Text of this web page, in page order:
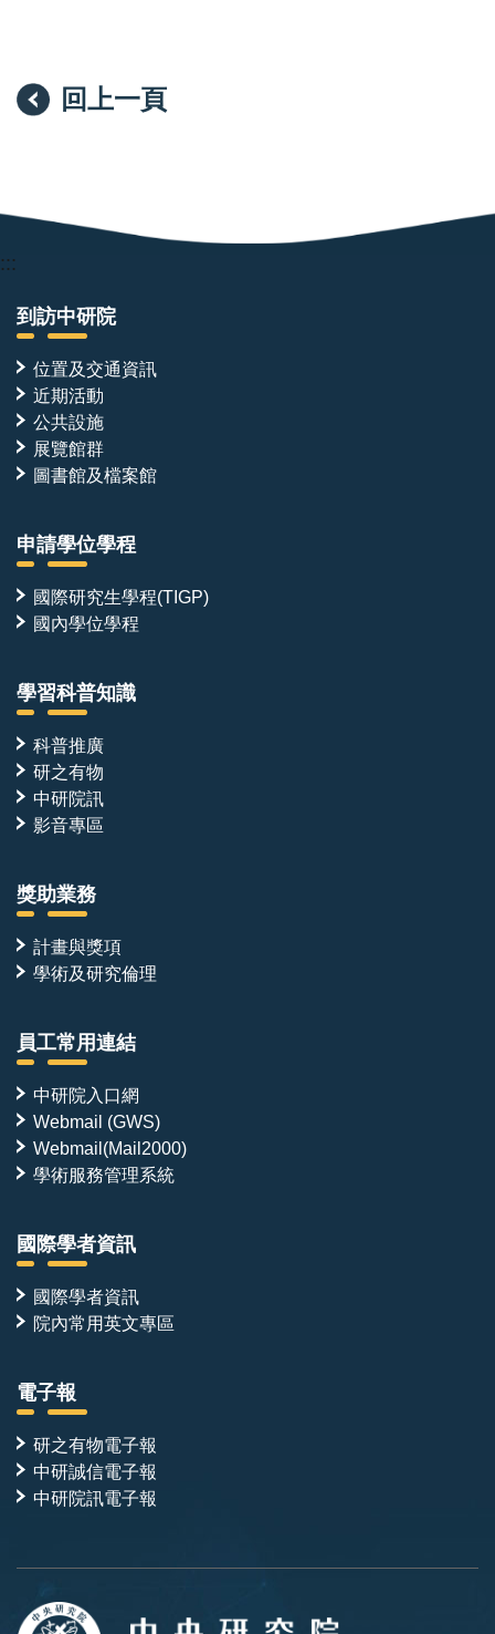
回上一頁
:::
到訪中研院
位置及交通資訊
近期活動
公共設施
展覽館群
圖書館及檔案館
申請學位學程
國際研究生學程(TIGP)
國內學位學程
學習科普知識
科普推廣
研之有物
中研院訊
影音專區
獎助業務
計畫與獎項
學術及研究倫理
員工常用連結
中研院入口網
Webmail (GWS)
Webmail(Mail2000)
學術服務管理系統
國際學者資訊
國際學者資訊
院內常用英文專區
電子報
研之有物電子報
中研誠信電子報
中研院訊電子報